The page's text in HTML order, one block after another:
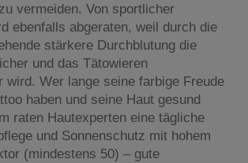
vermeiden. Von sportlicher
ebenfalls abgeraten, weil durch die
stärkere Durchblutung die
und das Tätowieren
wird. Wer lange seine farbige Freude
haben und seine Haut gesund
raten Hautexperten eine tägliche
und Sonnenschutz mit hohem
(mindestens 50) – gute